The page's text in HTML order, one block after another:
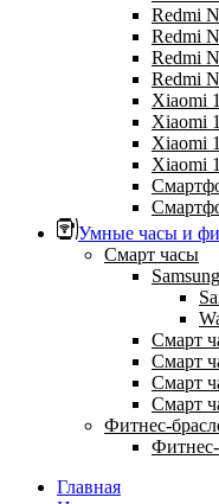
Redmi
Redmi
Redmi
Redmi
Xiaomi
Xiaomi
Xiaomi
Xiaomi
Умные часы и
Смарт часы
Смарт
Смарт
Смарт
Смарт
Фитнес-
Главная